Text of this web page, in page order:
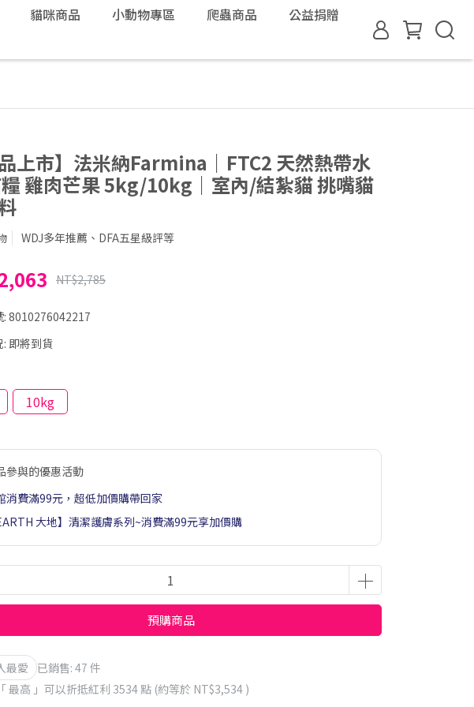
貓咪商品 小動物專區 爬蟲商品
公益捐贈
品上市】法米納Farmina｜FTC2 天然熱帶水
雞肉芒果 5kg/10kg｜室內/結紮貓 挑嘴貓
WDJ多年推薦、DFA五星級評等
NT$2,785
: 8010276042217
: 即將到貨
10kg
參與的優惠活動
費滿99元，超低加價購帶回家
大地】清潔護膚系列~消費滿99元享加價購
預購商品
最愛
已銷售: 47 件
最高 」可以折抵紅利 3534點 (約等於 NT$3,534 )